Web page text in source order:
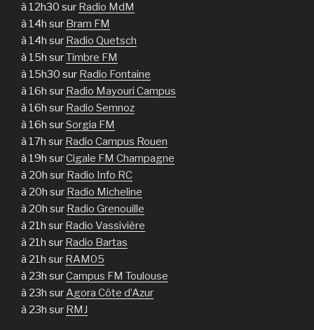
à 12h30 sur Radio MdM
à 14h sur Bram FM
à 14h sur Radio Quetsch
à 15h surTimbre FM
à 15h30 sur Radio Fontaine
à 16h sur Radio Mayouri Campus
à 16h sur Radio Semnoz
à 16h surSorgia FM
à 17h sur Radio Campus Rouen
à 19h surCigale FM Champagne
à 20h sur Radio Info RC
à 20h sur Radio Micheline
à 20h sur Radio Grenouille
à 21h sur Radio Vassivière
à 21h sur Radio Bartas
à 21h sur RAM05
à 23h surCampus FM Toulouse
à 23h surAgora Côte d’Azur
à 23h sur RMJ